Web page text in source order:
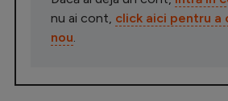
nu ai cont, click aici pentru a
nou